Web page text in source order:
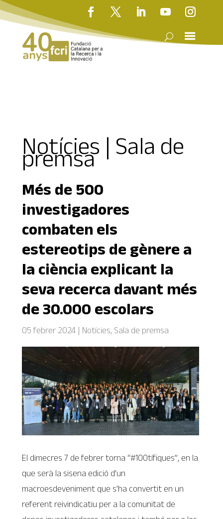
Notícies | Sala de
premsa
Més de 500
investigadores
combaten els
estereotips de gènere a
la ciència explicant la
seva recerca davant més
de 30.000 escolars
05 febrer 2024 Notícies, Sala de premsa
El dimecres 7 de febrer torna “#100tífiques”, en la
que serà la sisena edició d’un
macroesdeveniment que s’ha convertit en un
referent reivindicatiu per a la comunitat de